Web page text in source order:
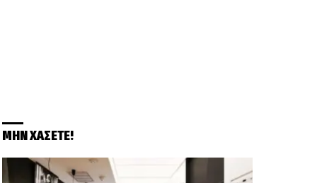
ΜΗΝ ΧΑΣΕΤΕ!